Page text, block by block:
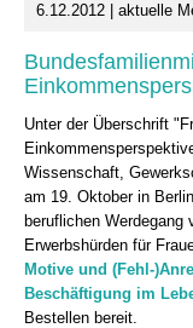
6.12.2012 | aktuelle
Unter der Überschrift
Wissenschaft,
am 19. Oktober in
beruflichen Werdegang
Erwerbshürden für
Motive und (Fehl-
Beschäftigung im
Bestellen bereit.